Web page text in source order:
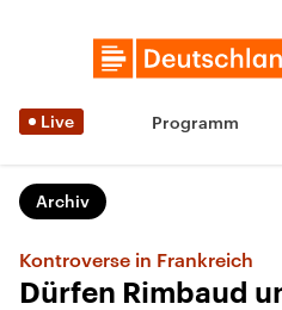
Live Programm
Archiv
Kontroverse in Frankreich
Dürfen Rimbaud